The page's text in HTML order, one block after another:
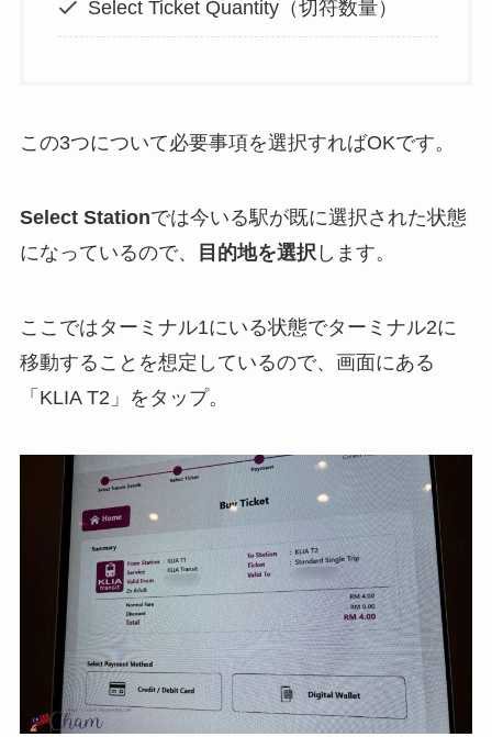
Select Ticket Quantity（切符数量）
この3つについて必要事項を選択すればOKです。
Select Stationでは今いる駅が既に選択された状態
になっているので、
目的地を選択します。
ここではターミナル1にいる状態でターミナル2に
移動することを想定しているので、画面にある
「KLIA T2」をタップ。